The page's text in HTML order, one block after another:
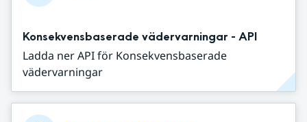
Konsekvensbaserade vädervarningar - API
Ladda ner API för Konsekvensbaserade
vädervarningar